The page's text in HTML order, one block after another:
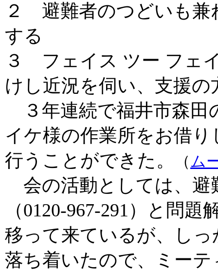
２ 避難者のつどいも兼
する
３ フェイス ツー フェ
けし近況を伺い、支援
３年連続で福井市森田
イケ様の作業所をお借
行うことができた。
（ ム
会の活動としては、避
（0120-967-291）と問
移って来ているが、し
落ち着いたので、ミー